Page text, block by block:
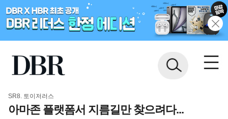
SR8. 토이저러스
아마존 플랫폼서 지름길만 찾으려다...